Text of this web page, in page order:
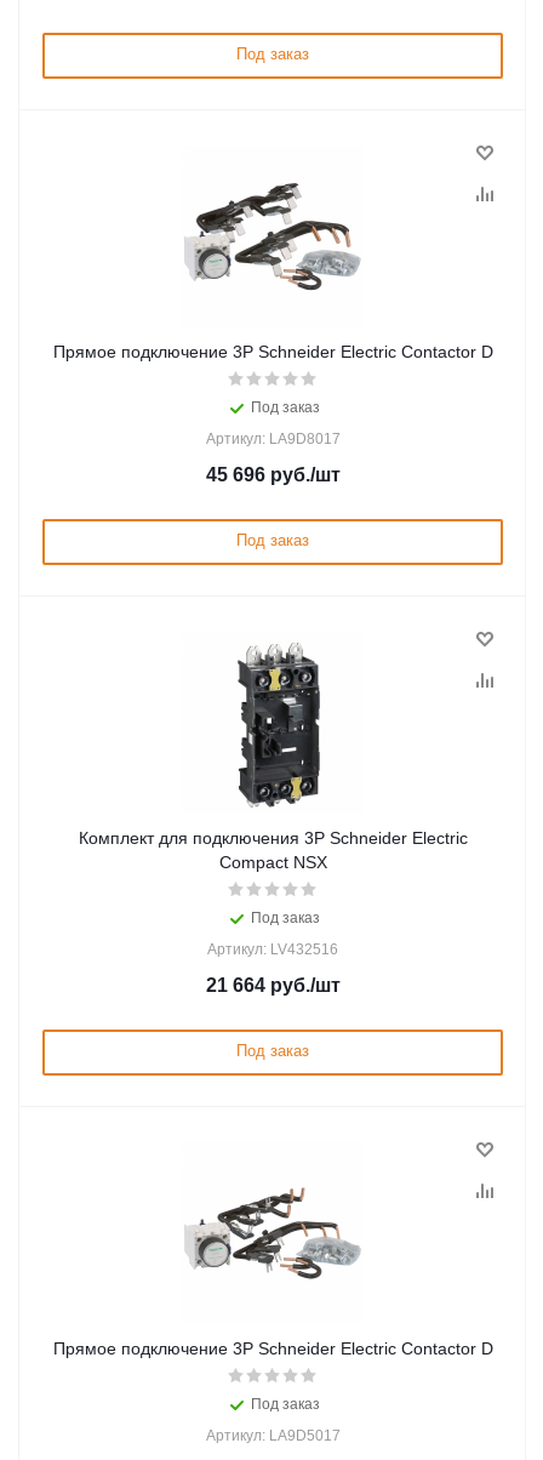
Под заказ
Прямое подключение 3P Schneider Electric Contactor D
Под заказ
Артикул: LA9D8017
45 696руб./шт
Под заказ
Комплект для подключения 3P Schneider Electric
Compact NSX
Под заказ
Артикул: LV432516
21 664руб./шт
Под заказ
Прямое подключение 3P Schneider Electric Contactor D
Под заказ
Артикул: LA9D5017